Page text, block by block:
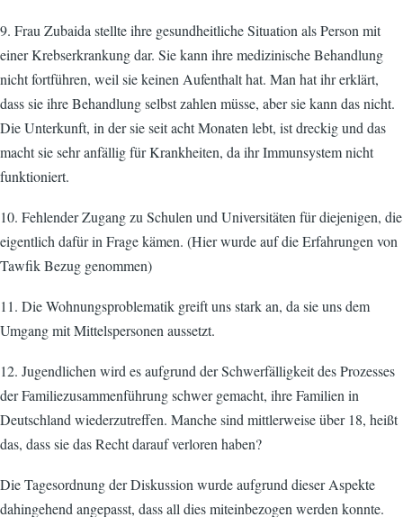
9. Frau Zubaida stellte ihre gesundheitliche Situation als Person mit
einer Krebserkrankung dar. Sie kann ihre medizinische Behandlung
nicht fortführen, weil sie keinen Aufenthalt hat. Man hat ihr erklärt,
dass sie ihre Behandlung selbst zahlen müsse, aber sie kann das nicht.
Die Unterkunft, in der sie seit acht Monaten lebt, ist dreckig und das
macht sie sehr anfällig für Krankheiten, da ihr Immunsystem nicht
funktioniert.
10. Fehlender Zugang zu Schulen und Universitäten für diejenigen, die
eigentlich dafür in Frage kämen. (Hier wurde auf die Erfahrungen von
Tawfik Bezug genommen)
11. Die Wohnungsproblematik greift uns stark an, da sie uns dem
Umgang mit Mittelspersonen aussetzt.
12. Jugendlichen wird es aufgrund der Schwerfälligkeit des Prozesses
der Familiezusammenführung schwer gemacht, ihre Familien in
Deutschland wiederzutreffen. Manche sind mittlerweise über 18, heißt
das, dass sie das Recht darauf verloren haben?
Die Tagesordnung der Diskussion wurde aufgrund dieser Aspekte
dahingehend angepasst, dass all dies miteinbezogen werden konnte.